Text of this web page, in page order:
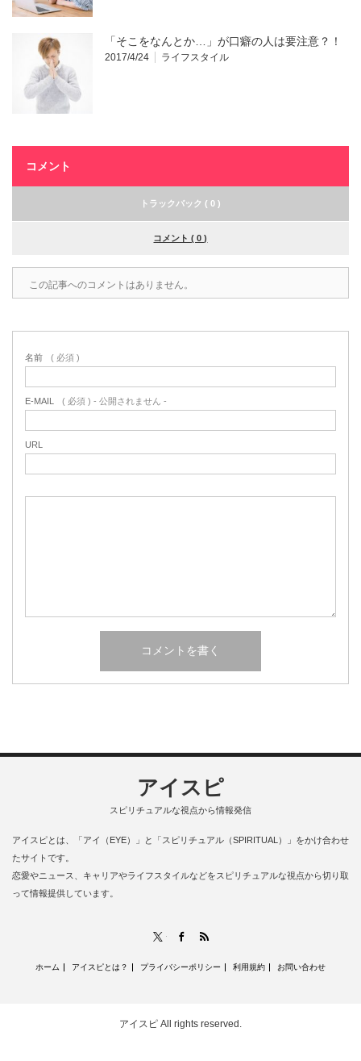
「そこをなんとか…」が口癖の人は要注意？！
2017/4/24 ライフスタイル
コメント
トラックバック ( 0 )
コメント ( 0 )
この記事へのコメントはありません。
名前 ( 必須 )
E-MAIL ( 必須 ) - 公開されません -
URL
アイスピ
スピリチュアルな視点から情報発信
アイスピとは、「アイ（EYE）」と「スピリチュアル（SPIRITUAL）」をかけ合わせ
たサイトです。
恋愛やニュース、キャリアやライフスタイルなどをスピリチュアルな視点から切り取
って情報提供しています。
X Facebook
ホーム アイスピとは？ プライバシーポリシー 利用規約 お問い合わせ
アイスピ All rights reserved.